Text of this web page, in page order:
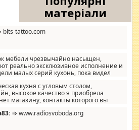
матеріали
blts-tattoo.com
мебели чрезвычайно насыщен,
реально эксклюзивное исполнение и
малых серий кухонь, пока видел
креативненько и что главное -
без ненужных наворотов удорожающих
фактор.
кухня с угловым столом,
высокое качество я приобрела
магазину, контакты которого вы
⇒ www.radiosvoboda.org